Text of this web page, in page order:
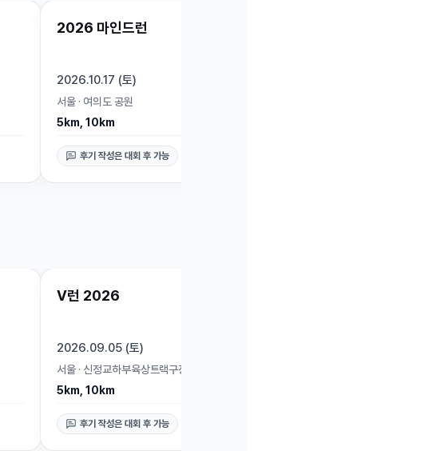
신청 가능
2026 마인드런
2026.10.17 (토)
서울· 여의도 공원
5km, 10km
후기 작성은 대회 후 가능
신청 가능
V런 2026
2026.09.05 (토)
서울· 신정교하부육상트랙구장
5km, 10km
후기 작성은 대회 후 가능